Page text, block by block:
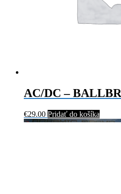
AC/DC –
€29.00 Pridať do košíka